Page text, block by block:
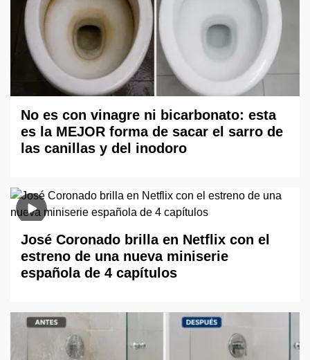
No es con vinagre ni bicarbonato: esta
es la MEJOR forma de sacar el sarro de
las canillas y del inodoro
José Coronado brilla en Netflix con el
estreno de una nueva miniserie
española de 4 capítulos